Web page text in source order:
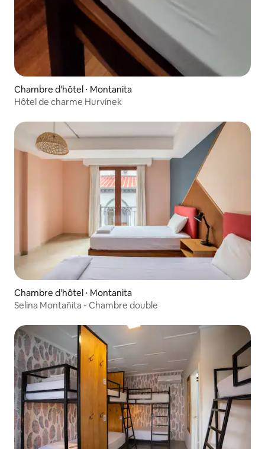
Chambre d'hôtel ⋅ Montanita
Hôtel de charme Hurvínek
Chambre d'hôtel ⋅ Montanita
Selina Montañita - Chambre double